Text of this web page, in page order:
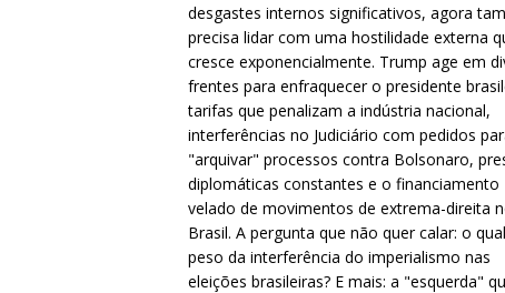
desgastes internos significativos, agora
precisa lidar com uma hostilidade externa
cresce exponencialmente. Trump age em
frentes para enfraquecer o presidente
tarifas que penalizam a indústria nacional,
interferências no Judiciário com pedidos
"arquivar" processos contra Bolsonaro,
diplomáticas constantes e o financiamento
velado de movimentos de extrema-direita
Brasil. A pergunta que não quer calar: o
peso da interferência do imperialismo nas
eleições brasileiras? E mais: a "esquerda"